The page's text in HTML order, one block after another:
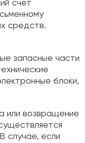
счет
средств.
запасные части
блоки,
или возвращение
случае, если